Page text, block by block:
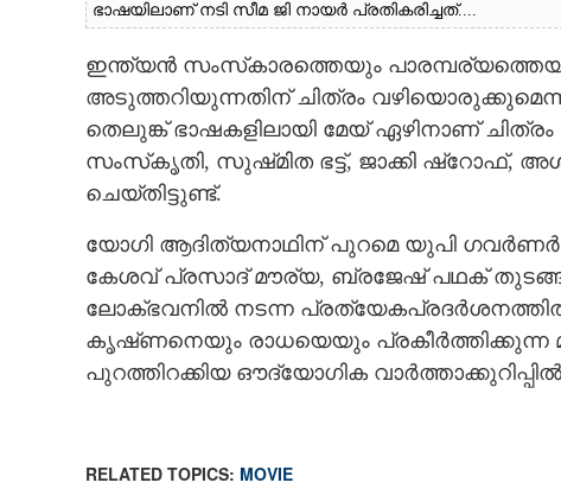
ഭാഷയിലാണ് നടി സീമ ജി നായർ പ്രതികരിച്ചത്....
ഇന്ത്യൻ സംസ്‌കാരത്തെയും
അടുത്തറിയുന്നതിന് ചിത്രം
തെലുങ്ക് ഭാഷകളിലായി മേയ് ഏഴിനാണ്
സംസ്‌കൃതി, സുഷ്‌മിത ഭട്ട്, ജാക്കി ഷ്‌റോഫ്,
ചെയ്‌തിട്ടുണ്ട്.
യോഗി ആദിത്യനാഥിന് പുറമെ യുപി ഗവർണർ
കേശവ് പ്രസാദ് മൗര്യ, ബ്രജേഷ് പഥക്
ലോക്ഭവനിൽ നടന്ന
കൃഷ്‌ണനെയും രാധയെയും പ്രകീർത്തിക്കുന്ന
പുറത്തിറക്കിയ ഔദ്യോഗിക
RELATED TOPICS: MOVIE